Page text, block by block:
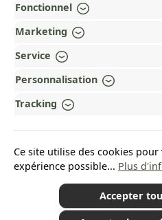
Revoke a
PAYMENT AND SHIPPING
POURQUOI HEAD&NATURE ?
OUR COMMUNITIES
*Tous les prix incluent la TVA plus les
Fonctionnel
Marketing
Service
Personnalisation
Tracking
Ce site utilise des cookies
expérience possible... Plus
Accepter